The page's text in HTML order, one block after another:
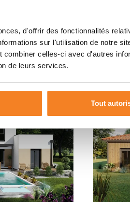
d'offrir des fonctionnalités
sur l'utilisation de notre
celles-ci avec d'autres
de leurs services.
Tout